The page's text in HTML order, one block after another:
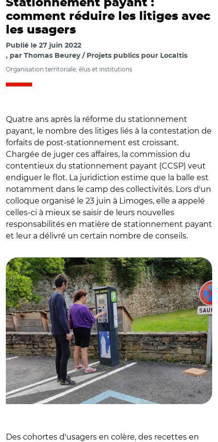
Stationnement payant :
comment réduire les litiges avec
les usagers
Publié le 27 juin 2022
par Thomas Beurey / Projets publics pour Localtis
Organisation territoriale, élus et institutions
Quatre ans après la réforme du stationnement
payant, le nombre des litiges liés à la contestation de
forfaits de post-stationnement est croissant.
Chargée de juger ces affaires, la commission du
contentieux du stationnement payant (CCSP) veut
endiguer le flot. La juridiction estime que la balle est
notamment dans le camp des collectivités. Lors d'un
colloque organisé le 23 juin à Limoges, elle a appelé
celles-ci à mieux se saisir de leurs nouvelles
responsabilités en matière de stationnement payant
et leur a délivré un certain nombre de conseils.
Des cohortes d'usagers en colère, des recettes en